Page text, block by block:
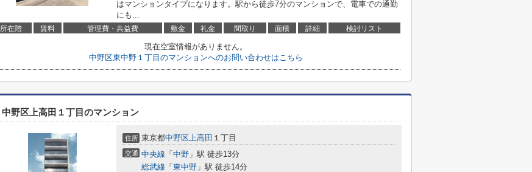
はマンションタイプになります。駅から徒歩7分のマンションで、電車での通勤
にも...
所在階 賃料 管理費・共益費 敷金 礼金 間取り 面積 詳細 検討リスト
現在空室情報がありません。
中野区東中野１丁目のマンションへのお問い合わせはこちら
中野区上高田１丁目のマンション
住所 東京都中野区上高田 １丁目
交通 中央線 「 中野 」駅 徒歩13分
総武線 「 東中野 」駅 徒歩14分